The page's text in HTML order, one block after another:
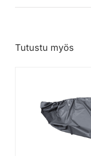
Tutustu myös